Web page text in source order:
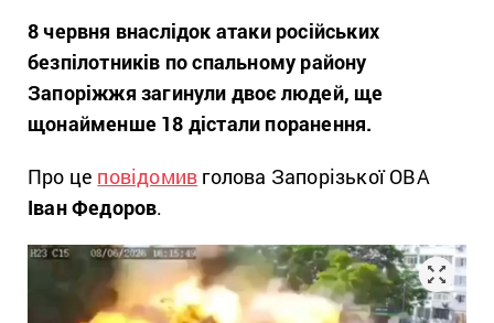
8 червня внаслідок атаки російських
безпілотників по спальному району
Запоріжжя загинули двоє людей, ще
щонайменше 18 дістали поранення.
Про це повідомив голова Запорізької ОВА
Іван Федоров.